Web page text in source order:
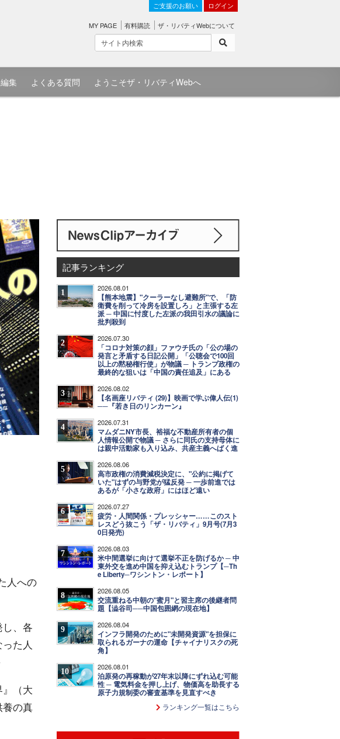
ご支援のお願い ログイン
MY PAGE 有料購読 ザ・リバティWebについて
集 よくある質問 ようこそザ・リバティWebへ
人への
、各
た人
（大
の真
記事ランキング
1 2026.08.01
【熊本地震】"クーラーなし避難所"で、「防
衛費を削って冷房を設置しろ」と主張する左
派 ─ 中国に忖度した左派の我田引水の議論に
批判殺到
2 2026.07.30
「コロナ対策の顔」ファウチ氏の「公の場の
発言と矛盾する日記公開」「公聴会で100回
以上の黙秘権行使」が物議 ─ トランプ政権の
最終的な狙いは「中国の責任追及」にある
3 2026.08.02
【名画座リバティ (29)】映画で学ぶ偉人伝(1)
──『若き日のリンカーン』
4 2026.07.31
マムダニNY市長、裕福な不動産所有者の個
人情報公開で物議 ─ さらに同氏の支持母体に
は親中活動家も入り込み、共産主義へばく進
5 2026.08.06
高市政権の消費減税決定に、"公約に掲げて
いた"はずの与野党が猛反発 ─ 一歩前進では
あるが「小さな政府」にはほど遠い
6 2026.07.27
疲労・人間関係・プレッシャー……このスト
レスどう抜こう「ザ・リバティ」9月号(7月3
0日発売)
7 2026.08.03
米中間選挙に向けて選挙不正を防げるか ─ 中
東外交を進め中国を抑え込むトランプ【─Th
e Liberty─ワシントン・レポート】
8 2026.08.05
交流重ねる中朝の"蜜月"と習主席の後継者問
題【澁谷司──中国包囲網の現在地】
9 2026.08.04
インフラ開発のために"未開発資源"を担保に
取られるガーナの運命【チャイナリスクの死
角】
10 2026.08.01
泊原発の再稼動が27年末以降にずれ込む可能
性 ─ 電気料金を押し上げ、物価高を助長する
原子力規制委の審査基準を見直すべき
ランキング一覧はこちら